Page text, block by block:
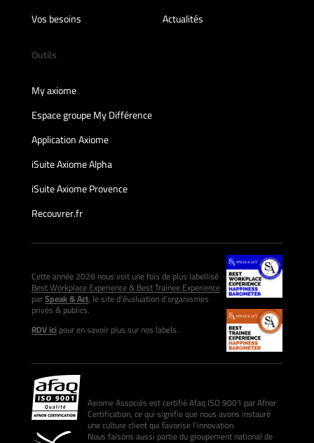
Vos besoins
Actualités
Outils
My axiome
Espace groupe My Différence
Application Axiome
iSuite Axiome Alpha
iSuite Axiome Provence
Recouvrer.fr
Cette année 2026 nous voit une fois de plus labellisé
Best Workplace Experience & Best Trainee Experience
parSpeak & Act, le site d’évaluation d’organismes
privés & publics.
RDV icipour en savoir plus sur nos labels.
Axiome Associés est certifié Afaq ISO 9001 par Afnor
Certification, ce qui signifie que nous avons instauré
une culture client qui favorise l’innovation.
Nous faisons aussi partie du groupement national de